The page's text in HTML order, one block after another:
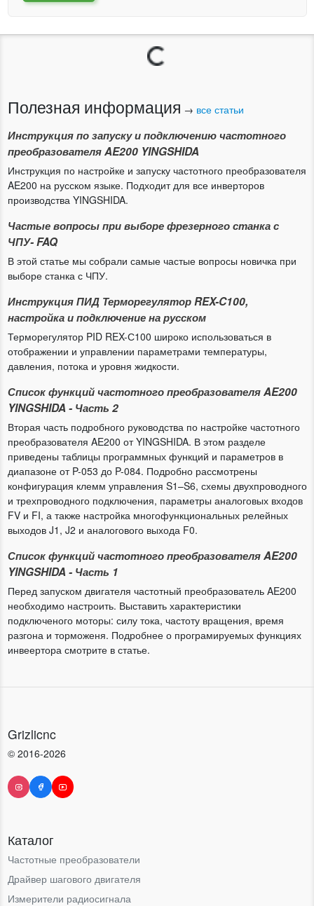
Загрузка...
Полезная информация → все статьи
Инструкция по запуску и подключению частотного
преобразователя AE200 YINGSHIDA
Инструкция по настройке и запуску частотного преобразователя
AE200 на русском языке. Подходит для все инверторов
производства YINGSHIDA.
Частые вопросы при выборе фрезерного станка с
ЧПУ- FAQ
В этой статье мы собрали самые частые вопросы новичка при
выборе станка с ЧПУ.
Инструкция ПИД Терморегулятор REX-C100,
настройка и подключение на русском
Терморегулятор PID REX-С100 широко использоваться в
отображении и управлении параметрами температуры,
давления, потока и уровня жидкости.
Список функций частотного преобразователя AE200
YINGSHIDA - Часть 2
Вторая часть подробного руководства по настройке частотного
преобразователя AE200 от YINGSHIDA. В этом разделе
приведены таблицы программных функций и параметров в
диапазоне от P-053 до P-084. Подробно рассмотрены
конфигурация клемм управления S1–S6, схемы двухпроводного
и трехпроводного подключения, параметры аналоговых входов
FV и FI, а также настройка многофункциональных релейных
выходов J1, J2 и аналогового выхода F0.
Список функций частотного преобразователя AE200
YINGSHIDA - Часть 1
Перед запуском двигателя частотный преобразователь AE200
необходимо настроить. Выставить характеристики
подключеного моторы: силу тока, частоту вращения, время
разгона и торможеня. Подробнее о програмируемых функциях
инвеертора смотрите в статье.
Grizlicnc
© 2016-2026
Каталог
Частотные преобразователи
Драйвер шагового двигателя
Измерители радиосигнала